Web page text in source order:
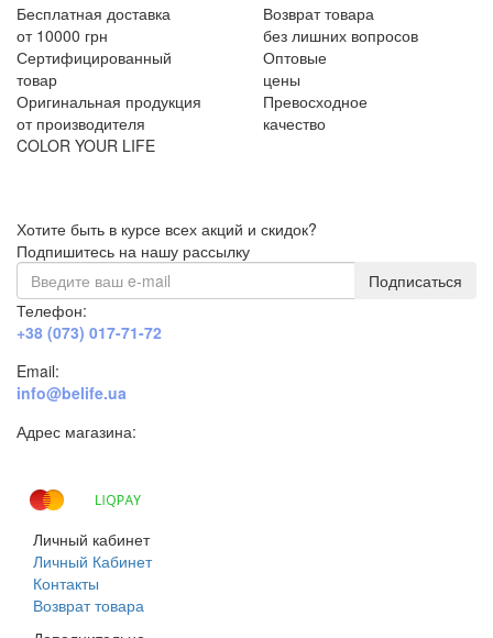
Бесплатная доставка
от 10000 грн
Возврат товара
без лишних вопросов
Сертифицированный
товар
Оптовые
цены
Оригинальная продукция
от производителя
Превосходное
качество
COLOR YOUR LIFE
Хотите быть в курсе всех акций и скидок?
Подпишитесь на нашу рассылку
Подписаться
Телефон:
+38 (073) 017-71-72
Email:
info@belife.ua
Адрес магазина:
Личный кабинет
Личный Кабинет
Контакты
Возврат товара